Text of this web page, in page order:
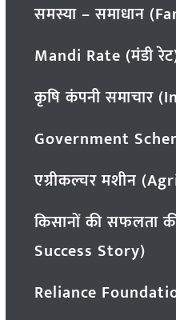
समस्या – समाधान
Mandi Rate (मंडी
कृषि कंपनी समाचार
Government
एग्रीकल्चर मशीन
किसानों की सफलता
Success Story)
Reliance